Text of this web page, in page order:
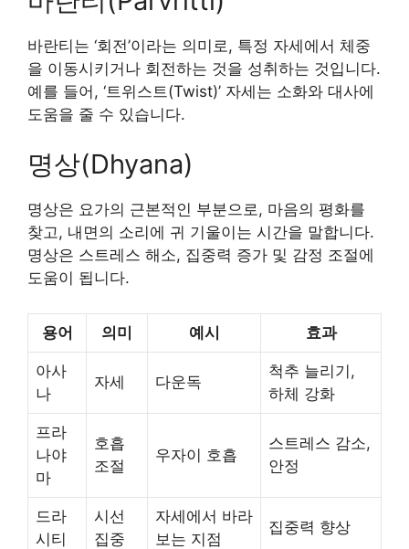
바란티는 ‘회전’이라는 의미로, 특정 자세에서 체중
을 이동시키거나 회전하는 것을 성취하는 것입니다.
예를 들어, ‘트위스트(Twist)’ 자세는 소화와 대사에
도움을 줄 수 있습니다.
명상(Dhyana)
명상은 요가의 근본적인 부분으로, 마음의 평화를
찾고, 내면의 소리에 귀 기울이는 시간을 말합니다.
명상은 스트레스 해소, 집중력 증가 및 감정 조절에
도움이 됩니다.
용어 의미 예시 효과
아사
나
자세 다운독
척추 늘리기,
하체 강화
프라
나야
마
호흡
조절
우자이 호흡
스트레스 감소,
안정
드라
시티
시선
집중
자세에서 바라
보는 지점
집중력 향상